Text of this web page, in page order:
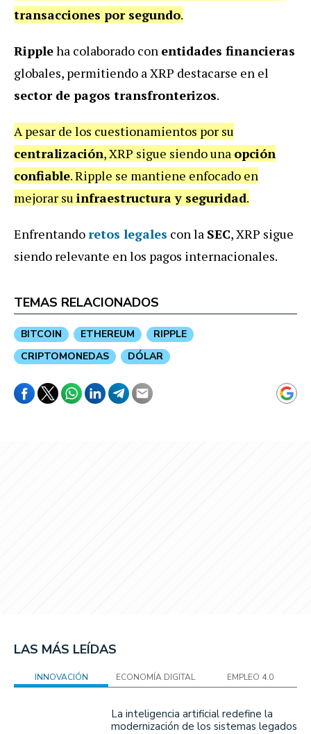
transacciones por segundo.
Rippleha colaborado con entidades financieras
globales, permitiendo a XRP destacarse en el
sector de pagos transfronterizos.
A pesar de los cuestionamientos por su
centralización, XRP sigue siendo una opción
confiable. Ripple se mantiene enfocado en
mejorar su infraestructura y seguridad.
Enfrentandoretos legales con la SEC, XRP sigue
siendo relevante en los pagos internacionales.
TEMAS RELACIONADOS
BITCOIN ETHEREUM
RIPPLE
CRIPTOMONEDAS
DÓLAR
LAS MÁS LEÍDAS
INNOVACIÓN ECONOMÍA DIGITAL EMPLEO 4.0
La inteligencia artificial redefine la
modernización de los sistemas legados